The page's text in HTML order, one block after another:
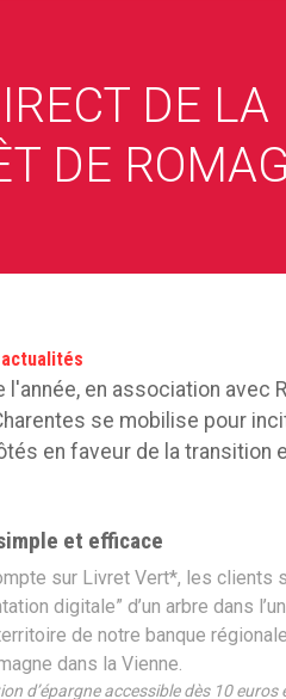
DE LA
DE
l'année, en association avec
se mobilise pour
en faveur de la transition
et efficace
sur Livret Vert*, les
digitale” d’un arbre dans
de notre banque
dans la Vienne.
d’épargne accessible dès 10